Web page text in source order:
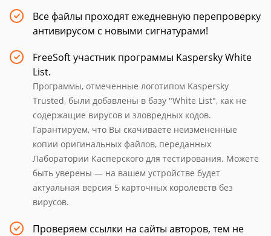
Все файлы проходят ежедневную перепроверку
антивирусом с новыми сигнатурами!
FreeSoft участник программы Kaspersky White
List.
Программы, отмеченные логотипом Kaspersky
Trusted, были добавлены в базу "White List", как не
содержащие вирусов и зловредных кодов.
Гарантируем, что Вы скачиваете неизмененные
копии оригинальных файлов, переданных
Лаборатории Касперского для тестирования. Можете
быть уверены — на вашем устройстве будет
актуальная версия 5 карточных королевств без
вирусов.
Проверяем ссылки на сайты авторов, тем не